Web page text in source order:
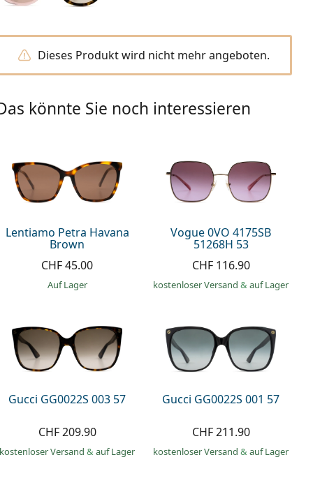
Dieses Produkt wird nicht mehr angeboten.
könnte Sie noch interessieren
Lentiamo Petra Havana
Brown
CHF 45.00
auf Lager
Vogue 0VO 4175SB
51268H 53
CHF 116.90
kostenloser Versand& auf Lager
Gucci GG0022S 003 57
CHF 209.90
kostenloser Versand& auf Lager
Gucci GG0022S 001 57
CHF 211.90
kostenloser Versand& auf Lager